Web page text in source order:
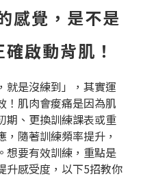
感覺，是不是
啟動背肌！
就是沒練到」，其實運
！肌肉會痠痛是因為肌
期、更換訓練課表或重
隨著訓練頻率提升，
想要有效訓練，重點是
升感受度，以下5招教你